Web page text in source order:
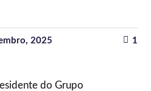
2025 1
do Grupo